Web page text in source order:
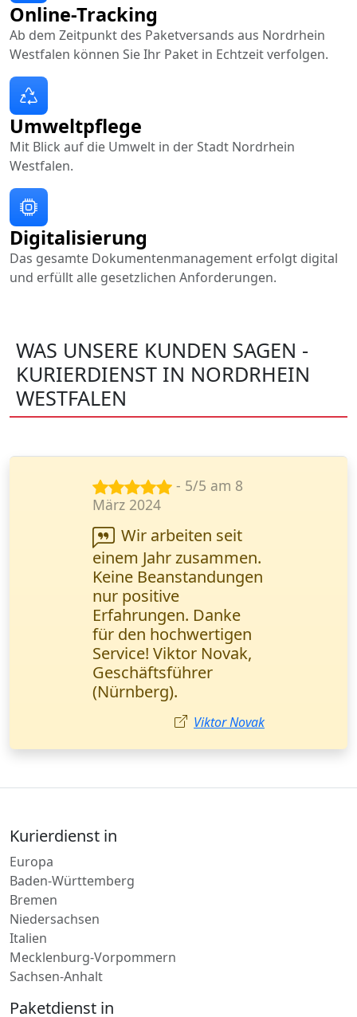
Online-Tracking
Ab dem Zeitpunkt des Paketversands aus Nordrhein
Westfalen können Sie Ihr Paket in Echtzeit verfolgen.
Digitalisierung
Das gesamte Dokumentenmanagement erfolgt digital
und erfüllt alle gesetzlichen Anforderungen.
Umweltpflege
Mit Blick auf die Umwelt in der Stadt Nordrhein
Westfalen.
WAS UNSERE KUNDEN SAGEN -
KURIERDIENST IN NORDRHEIN
WESTFALEN
- 4/5 am 18
Okt. 2024
Lieferung von
Autoteilen auf 2
Paletten in eine andere
Stadt. Alles pünktlich,
der Fahrer hat beim
Abladen geholfen.
Preis etwas hoch, aber
top Qualität
Europa
Baden-Württemberg
Bremen
Niedersachsen
Italien
Mecklenburg-Vorpommern
Sachsen-Anhalt
Paketdienst in